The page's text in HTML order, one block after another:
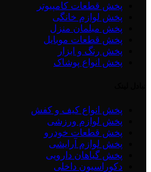
پخش قطعات کامپیوتر
پخش لوازم خانگی
پخش مبلمان منزل
پخش قطعات موبایل
پخش رنگ و ابزار
پخش انواع پوشاک
پخش انواع کیف و کفش
پخش لوازم ورزشی
پخش قطعات خودرو
پخش لوازم آرایشی
پخش گیاهان دارویی
دکوراسیون داخلی